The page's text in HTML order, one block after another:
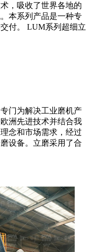
，吸收了世界各地的
本系列产品是一种专
付。 LUM系列超细立
门为解决工业磨机产
洲先进技术并结合我
念和市场需求，经过
设备。立磨采用了合